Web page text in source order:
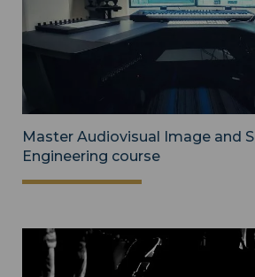
Master Audiovisual Image and
Engineering course